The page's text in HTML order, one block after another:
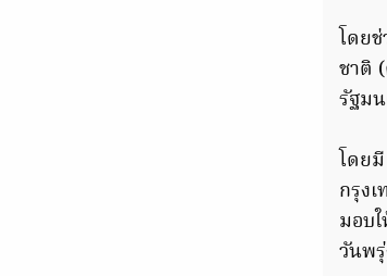
โดย
ชาติ
รัฐม
โดย
กรุง
มอบ
วันพ